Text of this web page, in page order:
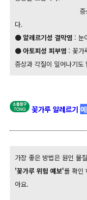
증상의 차이에
다.
● 알레르기성 결막염 : 눈
● 아토피성 피부염 : 꽃가
증상과 각질이 일어나기도
꽃가루 알레르기
가장 좋은 방법은 원인 물
'꽃가루 위험 예보'를 확인
아요.